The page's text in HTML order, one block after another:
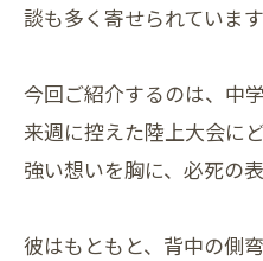
談も多く寄せられています
今回ご紹介するのは、中
来週に控えた陸上大会に
強い想いを胸に、必死の
彼はもともと、背中の側